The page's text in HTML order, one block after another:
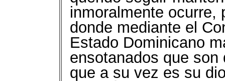
inmoralmente ocurre,
donde mediante el
Estado Dominicano
ensotanados que
que a su vez es su